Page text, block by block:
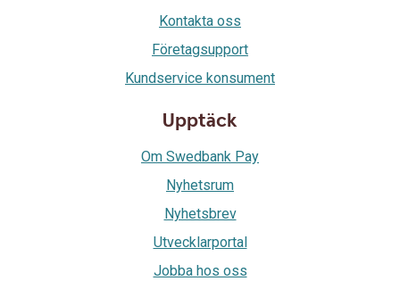
Kontakta oss
Företagsupport
Kundservice konsument
Upptäck
Om Swedbank Pay
Nyhetsrum
Nyhetsbrev
Utvecklarportal
Jobba hos oss